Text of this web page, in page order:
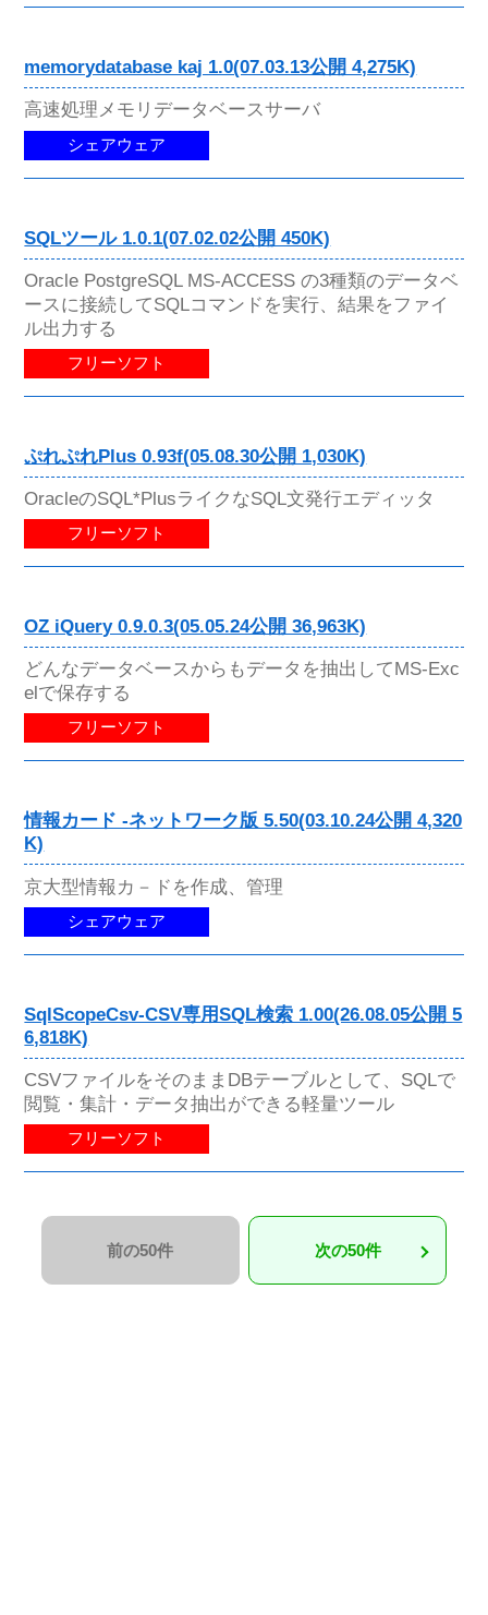
memorydatabase kaj 1.0(07.03.13公開 4,275K)
高速処理メモリデータベースサーバ
シェアウェア
SQLツール 1.0.1(07.02.02公開 450K)
Oracle PostgreSQL MS-ACCESS の3種類のデータベ
ースに接続してSQLコマンドを実行、結果をファイ
ル出力する
フリーソフト
ぷれぷれPlus 0.93f(05.08.30公開 1,030K)
OracleのSQL*PlusライクなSQL文発行エディッタ
フリーソフト
OZ iQuery 0.9.0.3(05.05.24公開 36,963K)
どんなデータベースからもデータを抽出してMS-Exc
elで保存する
フリーソフト
情報カード -ネットワーク版 5.50(03.10.24公開 4,320
K)
京大型情報カ－ドを作成、管理
シェアウェア
SqlScopeCsv-CSV専用SQL検索 1.00(26.08.05公開 5
6,818K)
CSVファイルをそのままDBテーブルとして、SQLで
閲覧・集計・データ抽出ができる軽量ツール
フリーソフト
前の50件 次の50件